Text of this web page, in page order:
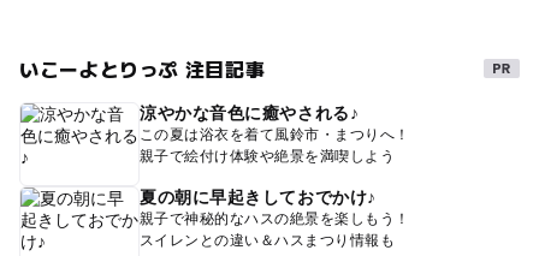
いこーよとりっぷ 注目記事
涼やかな音色に癒やされる♪
この夏は浴衣を着て風鈴市・まつりへ！
親子で絵付け体験や絶景を満喫しよう
夏の朝に早起きしておでかけ♪
親子で神秘的なハスの絶景を楽しもう！
スイレンとの違い＆ハスまつり情報も